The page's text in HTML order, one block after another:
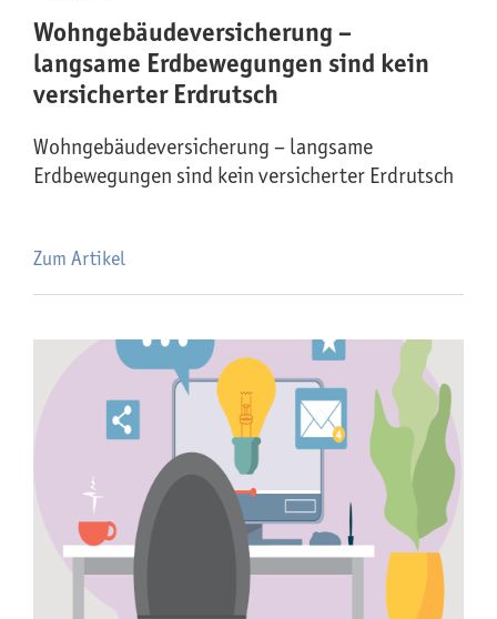
Wohngebäude­versicherung –
langsame Erdbewegungen sind kein
versicherter Erdrutsch
Wohngebäude­versicherung – langsame
Erdbewegungen sind kein versicherter Erdrutsch
Zum Artikel